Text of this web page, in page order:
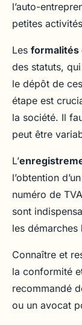
l’auto-
petites
Les formalités
des statuts,
le dépôt de
étape est
la société. Il
peut être
L’
l’obtention
numéro de
sont
les
Connaître et
la conformité
recommandé
ou un avocat